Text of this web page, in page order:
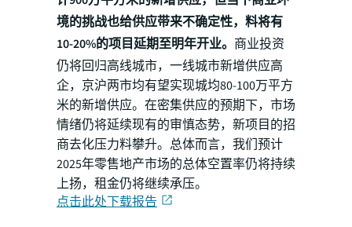
境的挑战也给供应带来不确定性，料将有
10-20%的项目延期至明年开业。 商业投资
仍将回归高线城市，一线城市新增供应高
企，京沪两市均有望实现城均80-100万平方
米的新增供应。在密集供应的预期下，市场
情绪仍将延续现有的审慎态势，新项目的招
商去化压力料攀升。总体而言，我们预计
2025年零售地产市场的总体空置率仍将持续
上扬，租金仍将继续承压。
点击此处下载报告